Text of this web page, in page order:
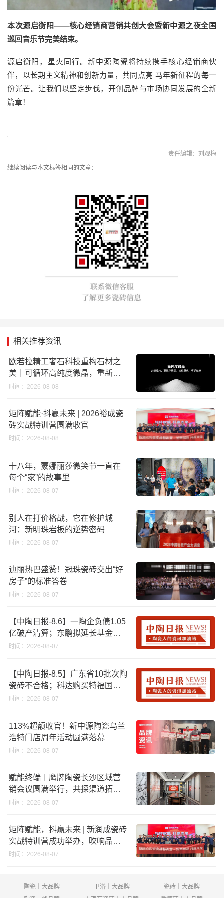
本次源启衡阳——核心经销商营销共创大会暨新中源之夜全国
巡回音乐节完美结束。
源启衡阳，星火同行。新中源陶瓷将持续携手核心经销商伙
伴，以长期主义精神和创新力量，共同点亮 马年新征程的每一
份光芒。让我们以坚定步伐，开创品牌与市场协同发展的全新
篇章！
责任编辑：刘观梅
继续阅读与本文标签相同的文章：
相关推荐资讯
欧若拉精工奢石科技重构石材之
美｜可循环高纯度微晶，重新定
义高端奢石原料
时间：2026-08-08
矩阵赋能·抖赢未来 | 2026裕成瓷
砖实战特训营圆满收官
时间：2026-08-08
十八年，蒙娜丽莎微笑节一直在
每个“家”的故事里
时间：2026-08-07
别人在打价格战，它在修护城
河：新明珠岩板的逆势密码
时间：2026-08-07
迪丽热巴盛赞！冠珠瓷砖交出“好
房子”的标准答卷
时间：2026-08-07
【中陶日报-8.6】一陶企负债1.05
亿破产清算；东鹏拟延长基金投
资期限；工信部开展建陶行业能
时间：2026-08-07
【中陶日报-8.5】广东省10批次陶
瓷砖不合格；科达购买特福国际
股份申请未通过；蒙娜丽莎5千万
破18亿元
时间：2026-08-07
113%超额收官！新中源陶瓷乌兰
浩特门店周年活动圆满落幕
时间：2026-08-07
赋能终端︱鹰牌陶瓷长沙区域营
销会议圆满举行，共探渠道拓展
与门店升级新路径
时间：2026-08-07
矩阵赋能，抖赢未来 | 新润成瓷砖
实战特训营成功举办，吹响品牌
秋季营销冲锋号！
时间：2026-08-07
陶瓷十大品牌 卫浴十大品牌
瓷砖十大品牌